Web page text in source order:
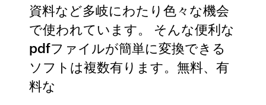
資料など多岐にわたり色々な機会
で使われています。 そんな便利な
pdfファイルが簡単に変換できる
ソフトは複数有ります。無料、有
料な